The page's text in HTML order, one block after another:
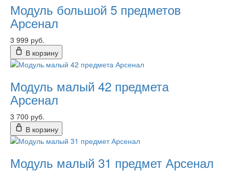
Модуль большой 5 предметов
Арсенал
3 999 руб.
В корзину
Модуль малый 42 предмета
Арсенал
3 700 руб.
В корзину
Модуль малый 31 предмет Арсенал